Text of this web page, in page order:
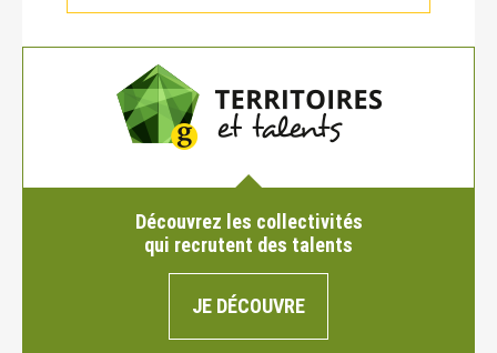
Découvrez les collectivités
qui recrutent des talents
JE DÉCOUVRE